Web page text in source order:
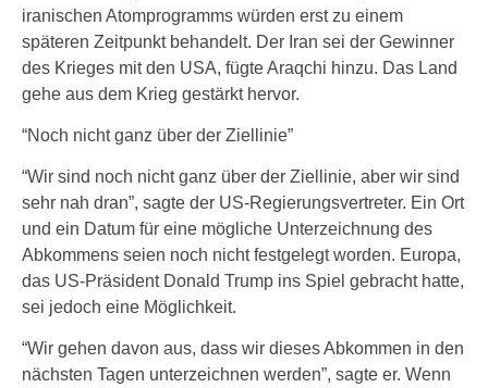
iranischen Atomprogramms würden erst zu einem
späteren Zeitpunkt behandelt. Der Iran sei der Gewinner
des Krieges mit den USA, fügte Araqchi hinzu. Das Land
gehe aus dem Krieg gestärkt hervor.
“Noch nicht ganz über der Ziellinie”
“Wir sind noch nicht ganz über der Ziellinie, aber wir sind
sehr nah dran”, sagte der US-Regierungsvertreter. Ein Ort
und ein Datum für eine mögliche Unterzeichnung des
Abkommens seien noch nicht festgelegt worden. Europa,
das US-Präsident Donald Trump ins Spiel gebracht hatte,
sei jedoch eine Möglichkeit.
“Wir gehen davon aus, dass wir dieses Abkommen in den
nächsten Tagen unterzeichnen werden”, sagte er. Wenn